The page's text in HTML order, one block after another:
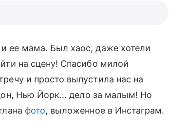
ее мама. Был хаос, даже хотели
на сцену! Спасибо милой
и просто выпустила нас на
Нью Йорк... дело за малым! Но
фото, выложенное в Инстаграм.